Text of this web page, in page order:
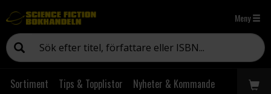
Meny
Sortiment Tips & Topplistor
Nyheter & Kommande